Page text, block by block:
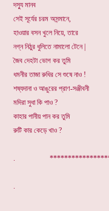
দস্যু মানব
সেই সূর্যের চরম অসন্মানে,
হাওয়ার বসন খুলে নিয়ে, তারে
নগ্ন নিঠুর ধুলিতে নামালো টেনে |
জৈব দেহটা ভোগ কর তুমি
ধমনীর তাজা রুধির সে শুষে নাও !
শষ্যদানা ও আঙুরের প্রাণ-সঞ্জীবনী
মদিরা সুধা কি পাও ?
কাহার পানীয় পান কর তুমি
রুটি কার কেড়ে খাও ?
.